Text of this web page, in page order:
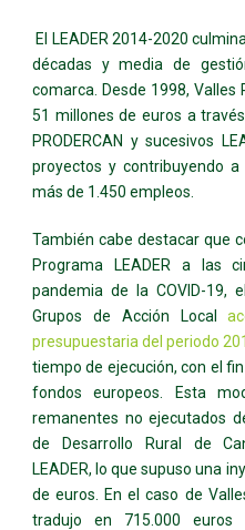
El LEADER 2014-2020
décadas y media de
comarca. Desde 1998, Valles
51 millones de euros a
PRODERCAN y sucesivos
proyectos y contribuyendo
más de 1.450 empleos.
También cabe destacar que
Programa LEADER a las
pandemia de la COVID-19,
Grupos de Acción Local
presupuestaria del periodo
tiempo de ejecución, con el
fondos europeos. Esta
remanentes no ejecutados
de Desarrollo Rural de
LEADER, lo que supuso una
de euros. En el caso de
tradujo en 715.000 euros